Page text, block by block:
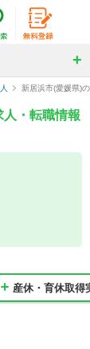
新居浜市(愛媛県)
・転職情報
産休・育休取得